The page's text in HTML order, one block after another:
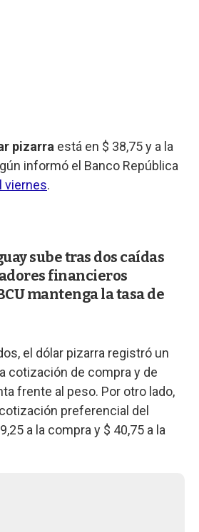
pizarra está en $ 38,75 y a la
informó el Banco República
viernes.
sube tras dos caídas
financieros
mantenga la tasa de
el dólar pizarra registró un
cotización de compra y de
frente al peso. Por otro lado,
preferencial del
a la compra y $ 40,75 a la